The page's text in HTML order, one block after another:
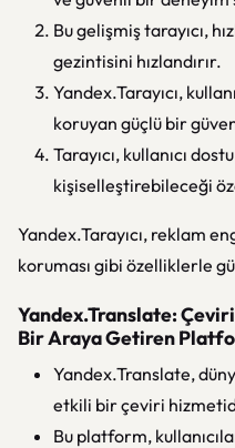
Bu gelişmiş tarayıcı,
gezintisini hızlandırır.
Yandex.Tarayıcı,
koruyan güçlü bir
Tarayıcı, kullanıcı
kişiselleştirebileceği
Yandex.Tarayıcı, reklam
koruması gibi özelliklerle
Yandex.Translate:
Bir Araya Getiren
Yandex.Translate,
etkili bir çeviri
Bu platform,